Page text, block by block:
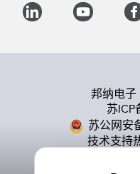
邦纳电子
苏ICP
苏公网安
技术支持